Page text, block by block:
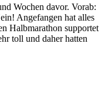
Wochen davor. Vorab:
Angefangen hat alles
Halbmarathon supportet
toll und daher hatten